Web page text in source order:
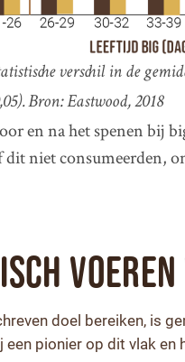
verschil in de
Bron: Eastwood, 2018
en na het spenen bij
niet consumeerden,
voeren
doel bereiken, is
een pionier op dit vlak